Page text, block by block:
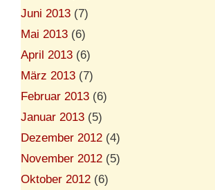
Juni 2013 (7)
Mai 2013 (6)
April 2013 (6)
März 2013 (7)
Februar 2013 (6)
Januar 2013 (5)
Dezember 2012 (4)
November 2012 (5)
Oktober 2012 (6)